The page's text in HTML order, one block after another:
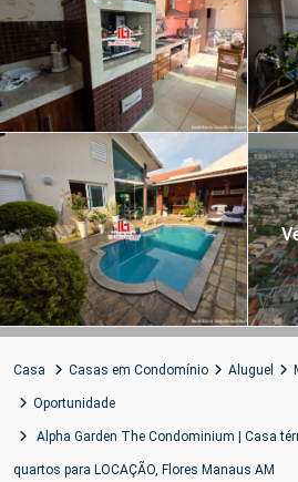
Casa Casas em Condomínio Aluguel
Oportunidade
Alpha Garden The Condominium | Casa
quartos para LOCAÇÃO, Flores Manaus AM